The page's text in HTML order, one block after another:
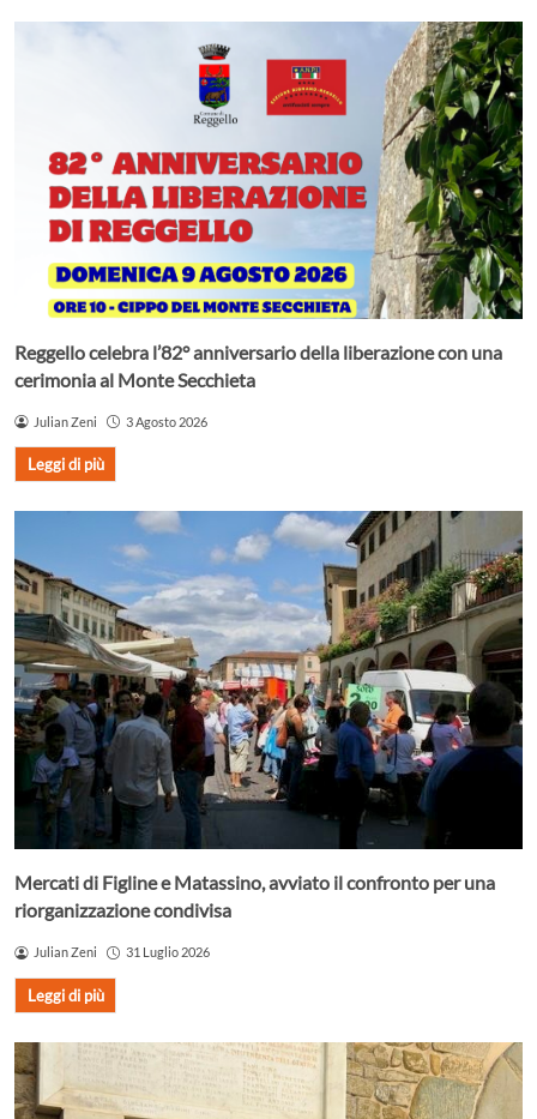
Reggello celebra l’82° anniversario della liberazione con una
cerimonia al Monte Secchieta
Julian Zeni 3 Agosto 2026
Leggi di più
Mercati di Figline e Matassino, avviato il confronto per una
riorganizzazione condivisa
Julian Zeni 31 Luglio 2026
Leggi di più